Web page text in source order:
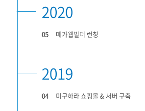
2020
05 메가웹빌더 런칭
2019
04 미구하라 쇼핑몰 & 서버 구축